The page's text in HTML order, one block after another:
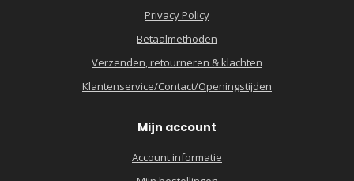
Privacy Policy
Betaalmethoden
Verzenden, retourneren & klachten
Klantenservice/Contact/Openingstijden
Mijn account
Account informatie